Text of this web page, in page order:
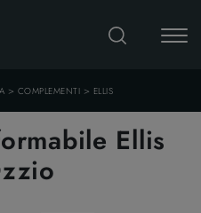
> COMPLEMENTI > ELLIS
Ellis